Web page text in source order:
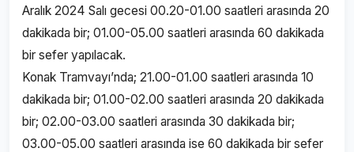
Aralık 2024 Salı gecesi 00.20-01.00 saatleri arasında 20
dakikada bir; 01.00-05.00 saatleri arasında 60 dakikada
bir sefer yapılacak.
Konak Tramvayı’nda; 21.00-01.00 saatleri arasında 10
dakikada bir; 01.00-02.00 saatleri arasında 20 dakikada
bir; 02.00-03.00 saatleri arasında 30 dakikada bir;
03.00-05.00 saatleri arasında ise 60 dakikada bir sefer